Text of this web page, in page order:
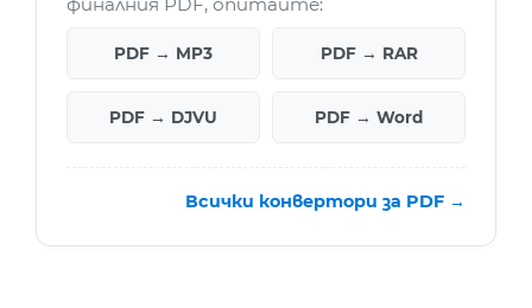
PDF → MP3 PDF → RAR
PDF → DJVU PDF → Word
Всички конвертори за PDF →